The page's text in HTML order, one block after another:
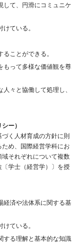
て、円滑にコミュニケ
ている。
ことができる。
もって多様な価値観を尊
々と協働して処理し、
シー）
く人材育成の方針に則
め、国際経営学科にお
それぞれについて複数
学士（経営学）〕を授
経済や法体系に関する基
ている。
する理解と基本的な知識